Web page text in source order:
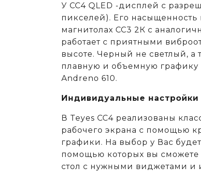
У CC4 QLED -дисплей с
пикселей). Его
магнитолах CC3 2К c
работает с приятными
высоте. Черный не светлый, а
плавную и объемную графику
Andreno 610.
Индивидуальные настройки
В Teyes СС4 реализованы
рабочего экрана с помощью
графики. На выбор у Вас
помощью которых вы сможете
стол с нужными виджетами и